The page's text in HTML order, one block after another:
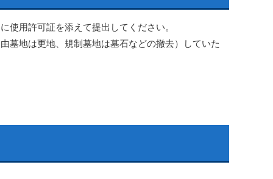
使用許可証を添えて提出してください。
墓地は更地、規制墓地は墓石などの撤去）していた